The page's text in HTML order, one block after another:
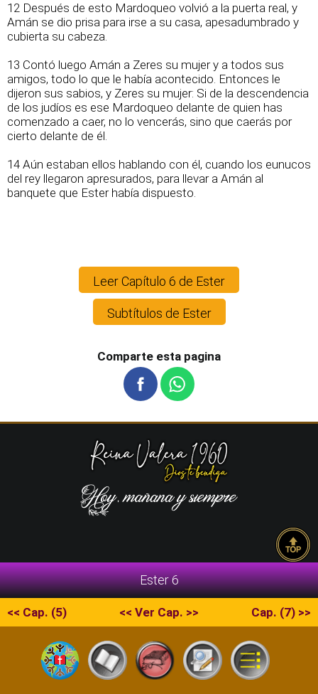
12 Después de esto Mardoqueo volvió a la puerta real, y
Amán se dio prisa para irse a su casa, apesadumbrado y
cubierta su cabeza.
13 Contó luego Amán a Zeres su mujer y a todos sus
amigos, todo lo que le había acontecido. Entonces le
dijeron sus sabios, y Zeres su mujer: Si de la descendencia
de los judíos es ese Mardoqueo delante de quien has
comenzado a caer, no lo vencerás, sino que caerás por
cierto delante de él.
14 Aún estaban ellos hablando con él, cuando los eunucos
del rey llegaron apresurados, para llevar a Amán al
banquete que Ester había dispuesto.
Leer Capítulo 6 de Ester
Subtítulos de Ester
Comparte esta pagina
Copyright © 2026 La Escritura | RVR1960
<< Cap. (5) << Ver Cap. >> Cap. (7) >>
Ester 6